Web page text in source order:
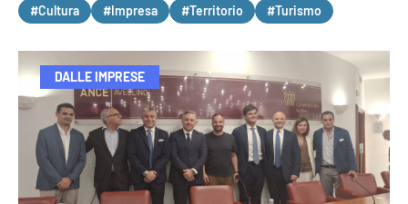
#Cultura #Impresa #Territorio #Turismo
DALLE IMPRESE